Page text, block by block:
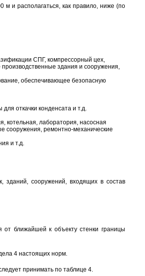
и располагаться, как правило, ниже (по
СПГ, компрессорный цех,
здания и сооружения,
обеспечивающее безопасную
откачки конденсата и т.д.
котельная, лаборатория, насосная
сооружения, ремонтно-механические
и т.д.
зданий, сооружений, входящих в состав
от ближайшей к объекту стенки границы
4 настоящих норм.
принимать по таблице 4.